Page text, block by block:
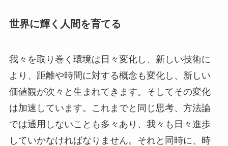
世界に輝く人間を育てる
我々を取り巻く環境は日々変化し、新しい技術に
より、距離や時間に対する概念も変化し、新しい
価値観が次々と生まれてきます。そしてその変化
は加速しています。これまでと同じ思考、方法論
では通用しないことも多々あり、我々も日々進歩
していかなければなりません。それと同時に、時